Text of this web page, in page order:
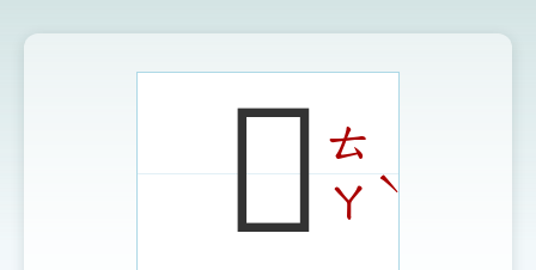
示
圖
𢃕ㄊ
ㄚˋ